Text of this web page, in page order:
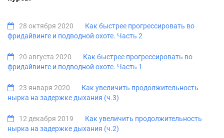
28 октября 2020
Как быстрее прогрессировать во
фридайвинге и подводной охоте. Часть 2
20 августа 2020
Как быстрее прогрессировать во
фридайвинге и подводной охоте. Часть 1
23 января 2020
Как увеличить продолжительность
нырка на задержке дыхания (ч.3)
12 декабря 2019
Как увеличить продолжительность
нырка на задержке дыхания (ч.2)